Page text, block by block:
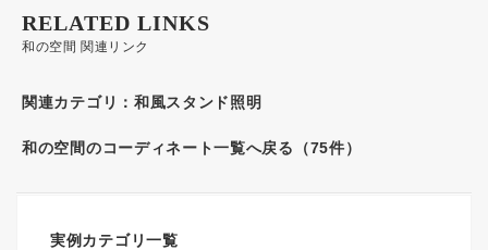
和の空間 関連リンク
RELATED LINKS
関連カテゴリ： 和風スタンド照明
和の空間のコーディネート一覧へ戻る（75件）
実例カテゴリ一覧